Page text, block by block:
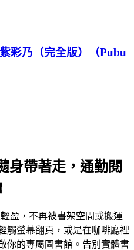
乃（完全版）（Pubu
身帶著走，通勤閱
盈，不再被書架空間或搬運
觸螢幕翻頁，或是在咖啡廳裡
你的專屬圖書館。告別實體書